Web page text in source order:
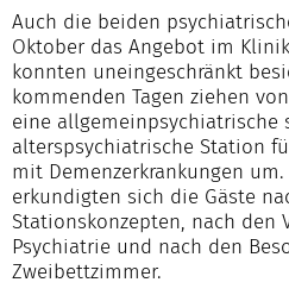
Auch die beiden
Oktober das Angebot im
konnten uneingeschränkt
kommenden Tagen ziehen
eine allgemeinpsychiatrische
alterspsychiatrische Station
mit Demenzerkrankungen
erkundigten sich die Gäste
Stationskonzepten, nach den
Psychiatrie und nach den
Zweibettzimmer.